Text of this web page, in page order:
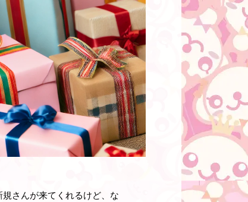
さんが来てくれるけど、な